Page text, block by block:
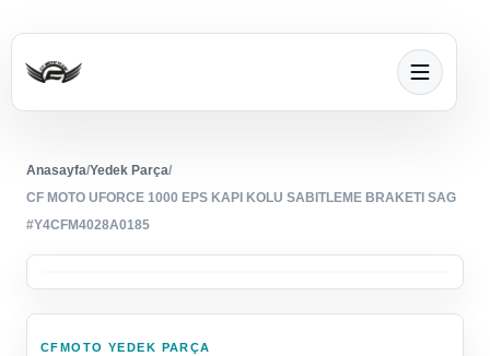
Anasayfa/Yedek Parça/
CF MOTO UFORCE 1000 EPS KAPI KOLU SABITLEME BRAKETI SAG
#Y4CFM4028A0185
CFMOTO YEDEK PARÇA